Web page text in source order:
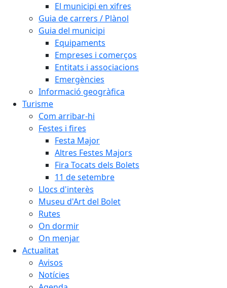
El municipi en xifres
Guia de carrers / Plànol
Guia del municipi
Equipaments
Empreses i comerços
Entitats i associacions
Emergències
Informació geogràfica
Turisme
Com arribar-hi
Festes i fires
Festa Major
Altres Festes Majors
Fira Tocats dels Bolets
11 de setembre
Llocs d'interès
Museu d'Art del Bolet
Rutes
On dormir
On menjar
Actualitat
Avisos
Notícies